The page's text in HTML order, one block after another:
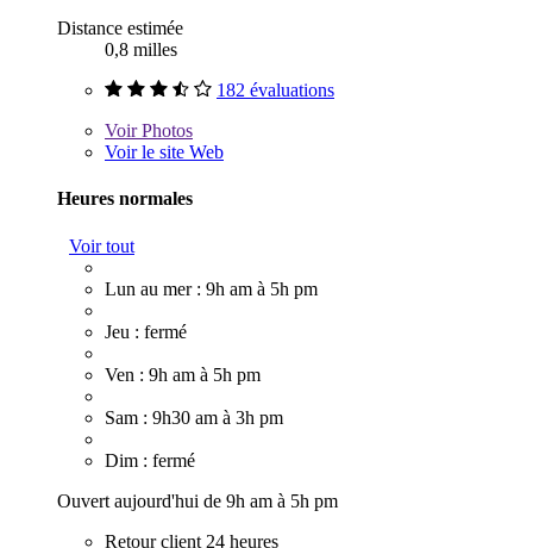
Distance estimée
0,8 milles
182 évaluations
VoirPhotos
Voir le site Web
Heures normales
Voir tout
Lun au mer : 9h am à 5h pm
Jeu : fermé
Ven : 9h am à 5h pm
Sam : 9h30 am à 3h pm
Dim : fermé
Ouvert aujourd'hui de 9h am à 5h pm
Retour client 24 heures